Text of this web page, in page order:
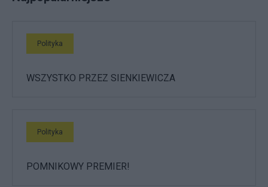
Polityka
WSZYSTKO PRZEZ SIENKIEWICZA
Polityka
POMNIKOWY PREMIER!